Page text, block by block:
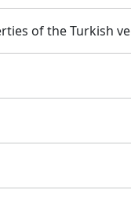
of the Turkish